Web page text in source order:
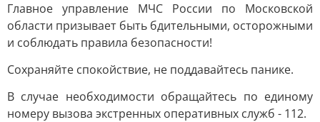
Главное управление МЧС России по Московской
области призывает быть бдительными, осторожными
и соблюдать правила безопасности!
Сохраняйте спокойствие, не поддавайтесь панике.
В случае необходимости обращайтесь по единому
номеру вызова экстренных оперативных служб - 112.